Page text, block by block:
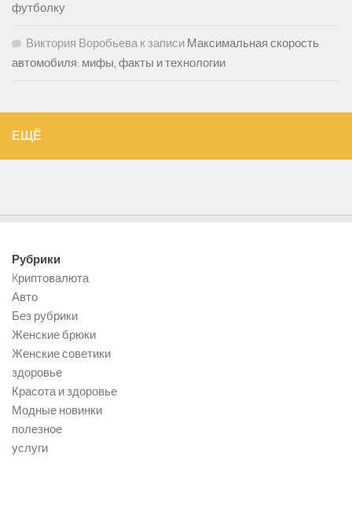
футболку
Виктория Воробьевак записи Максимальная скорость
автомобиля: мифы, факты и технологии
ЕЩЁ
Рубрики
Kриптовалюта
Авто
Без рубрики
Женские брюки
Женские советики
здоровье
Красота и здоровье
Модные новинки
полезное
услуги